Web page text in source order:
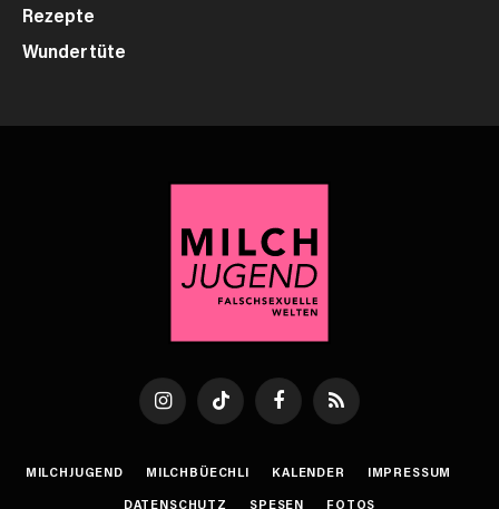
Rezepte
Wundertüte
InstagramTikTok FacebookRSS
MILCHJUGEND MILCHBÜECHLI KALENDER
IMPRESSUM
DATENSCHUTZ
SPESEN FOTOS